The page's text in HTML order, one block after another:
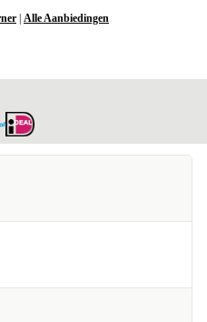
Alle Aanbiedingen